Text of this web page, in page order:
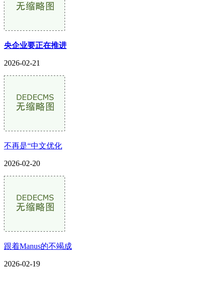
央企业要正在推进
2026-02-21
不再是“中文优化
2026-02-20
跟着Manus的不竭成
2026-02-19